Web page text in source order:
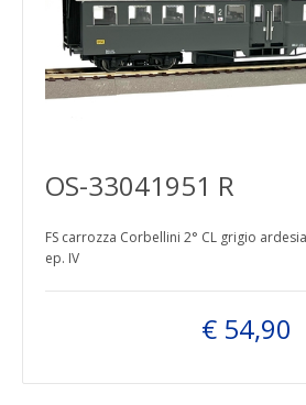
OS-33041951 R
FS carrozza Corbellini 2° CL grigio
ep. IV
€ 54,90